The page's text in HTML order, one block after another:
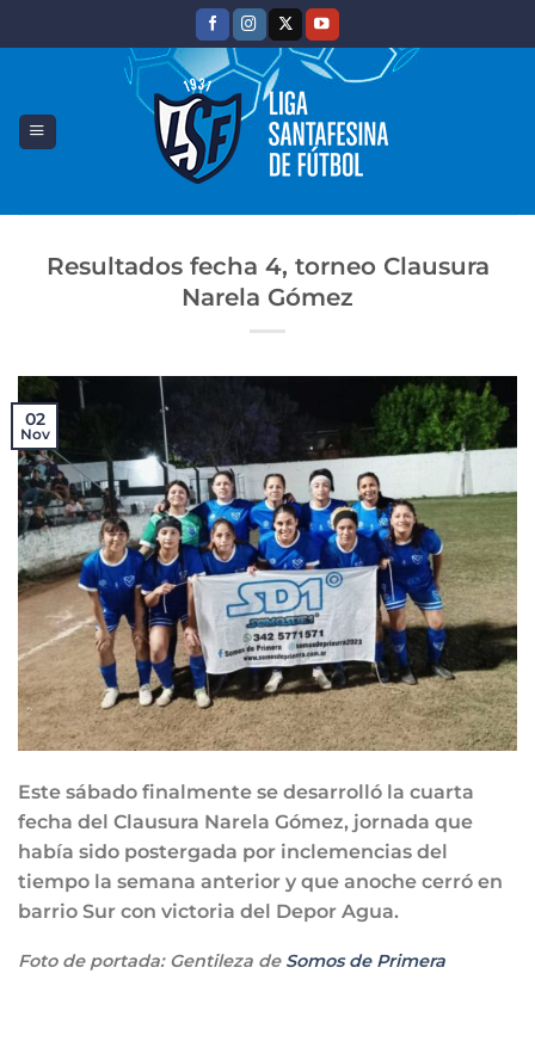
Resultados fecha 4, torneo Clausura
Narela Gómez
02
Nov
Este sábado finalmente se desarrolló la cuarta
fecha del Clausura Narela Gómez, jornada que
había sido postergada por inclemencias del
tiempo la semana anterior y que anoche cerró en
barrio Sur con victoria del Depor Agua.
Foto de portada: Gentileza de Somos de Primera